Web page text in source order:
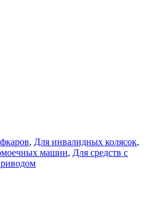
, Для инвалидных колясок,
машин, Для средств с